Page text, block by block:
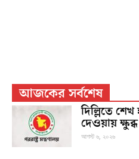
আজকের সর্বশেষ
দিল্লিতে
দেওয়ায়
আগস্ট ৬, ২০২৬